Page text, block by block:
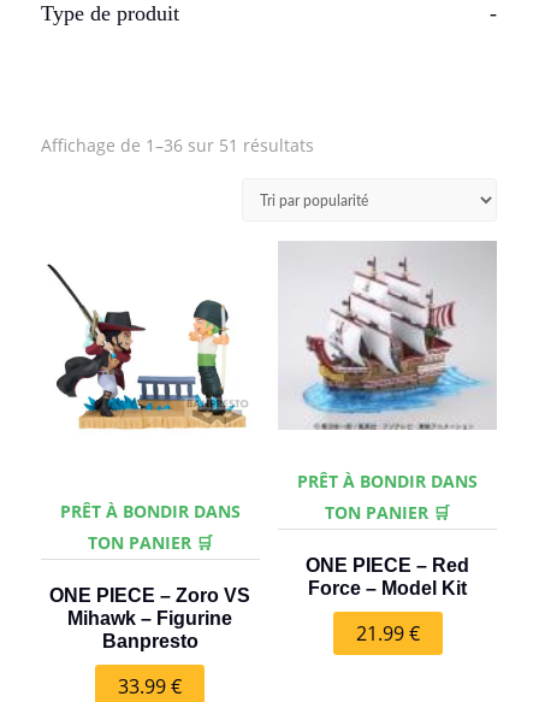
Type de produit -
Affichage de 1–36 sur 51 résultatsTrié
popularité
PRÊT À BONDIR DANS
TON PANIER 🛒
ONE PIECE – Zoro VS
Mihawk – Figurine
Banpresto
33.99€
PRÊT À BONDIR DANS
TON PANIER 🛒
ONE PIECE – Red
Force – Model Kit
21.99€